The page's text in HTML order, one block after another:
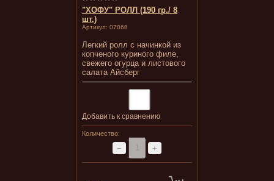
"ХОФУ" РОЛЛ (190 гр./ 8
шт.)
Артикул: 07068
Легкий ролл с начинкой из
копченого куриного филе,
свежего огурца и листового
салата Айсберг
Добавить к сравнению
Количество:
− +